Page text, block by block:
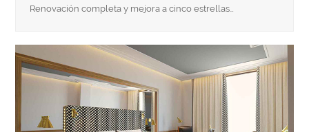
Renovación completa y mejora a cinco estrellas…